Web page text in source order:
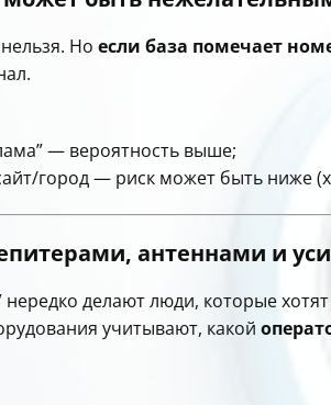
Но если база помечает
— вероятность выше;
город — риск может быть ниже
антеннами и
делают люди, которые
учитывают, какой